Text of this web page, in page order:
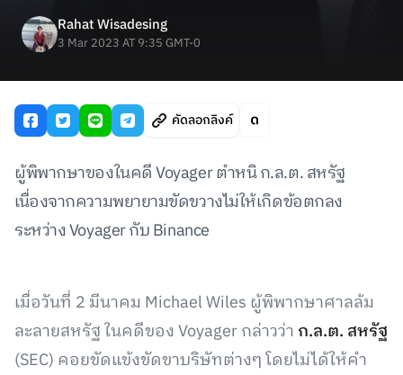
Rahat Wisadesing
3 Mar 2023 AT 9:35 GMT-0
คัดลอกลิงค์
ผู้พิพากษาของในคดี Voyager ตำหนิ ก.ล.ต. สหรัฐ
เนื่องจากความพยายามขัดขวางไม่ให้เกิดข้อตกลง
ระหว่าง Voyager กับ Binance
เมื่อวันที่ 2 มีนาคม Michael Wiles ผู้พิพากษาศาลล้ม
ละลายสหรัฐ ในคดีของ Voyager กล่าวว่า ก.ล.ต. สหรัฐ
(SEC) คอยขัดแข้งขัดขาบริษัทต่างๆ โดยไม่ได้ให้คำ